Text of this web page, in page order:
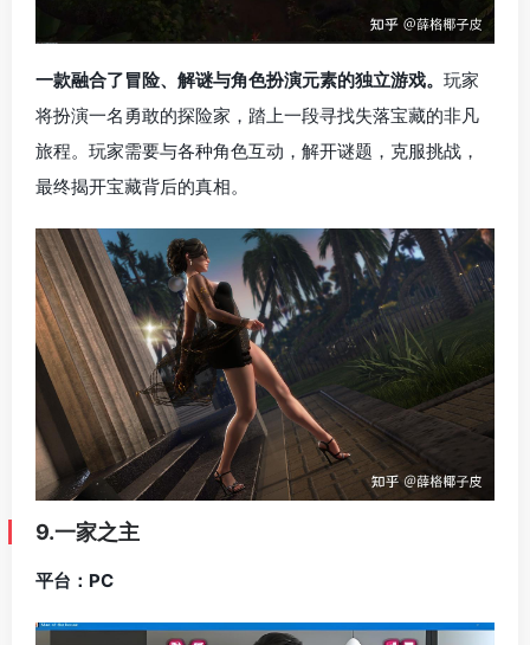
一款融合了冒险、解谜与角色扮演元素的独立游戏。 玩家
将扮演一名勇敢的探险家，踏上一段寻找失落宝藏的非凡
旅程。玩家需要与各种角色互动，解开谜题，克服挑战，
最终揭开宝藏背后的真相。
9.一家之主
平台：PC